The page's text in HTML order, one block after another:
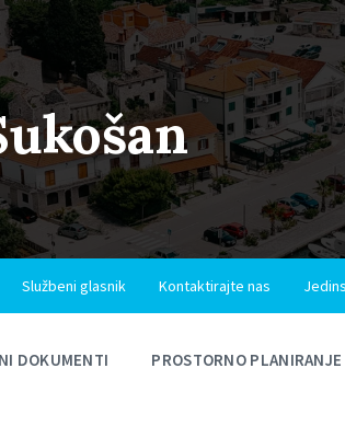
Službeni glasnik Kontaktirajte nas
DOKUMENTI PROSTORNO PLANIRANJE